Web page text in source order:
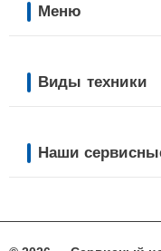
Меню
Виды техники
Наши